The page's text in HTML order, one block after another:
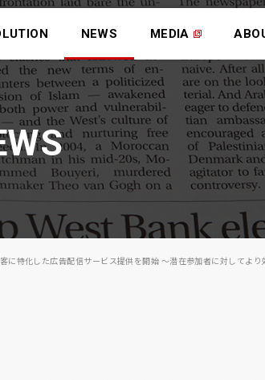
NEWS MEDIA
に特化した広告配信サービス提供を開始 ～潜在参加者に対してよ